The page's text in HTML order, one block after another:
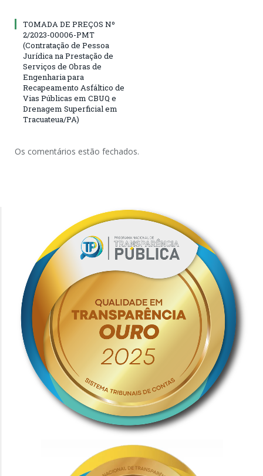
TOMADA DE PREÇOS Nº
2/2023-00006-PMT
(Contratação de Pessoa
Jurídica na Prestação de
Serviços de Obras de
Engenharia para
Recapeamento Asfáltico de
Vias Públicas em CBUQ e
Drenagem Superficial em
Tracuateua/PA)
Os comentários estão fechados.